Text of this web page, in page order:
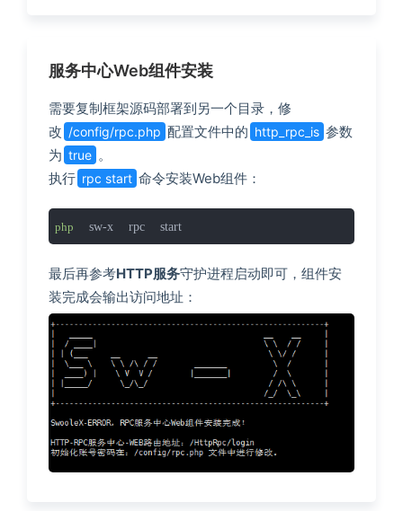
服务中心Web组件安装
需要复制框架源码部署到另一个目录，修
改 /config/rpc.php 配置文件中的 http_rpc_is 参数
为 true 。
执行 rpc start 命令安装Web组件：
php sw-x rpc start
最后再参考HTTP服务守护进程启动即可，组件安
装完成会输出访问地址：